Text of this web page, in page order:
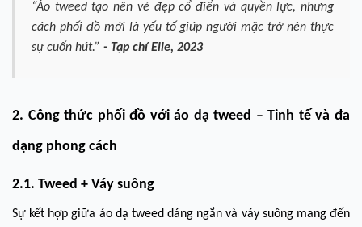
“Áo tweed tạo nên vẻ đẹp cổ điển và quyền lực, nhưng
cách phối đồ mới là yếu tố giúp người mặc trở nên thực
sự cuốn hút.” - Tạp chí Elle, 2023
2. Công thức phối đồ với áo dạ tweed – Tinh tế và đa
dạng phong cách
2.1. Tweed + Váy suông
Sự kết hợp giữa áo dạ tweed dáng ngắn và váy suông mang đến